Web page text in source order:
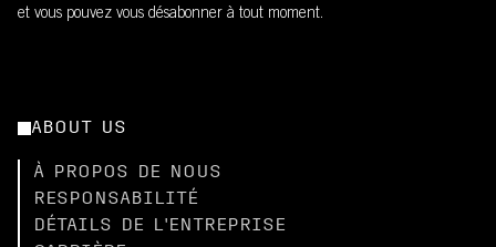
et vous pouvez vous désabonner à tout moment.
ABOUT US
À PROPOS DE NOUS
RESPONSABILITÉ
DÉTAILS DE L'ENTREPRISE